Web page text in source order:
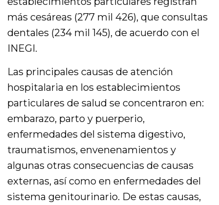
más cesáreas (277 mil 426), que consultas
dentales (234 mil 145), de acuerdo con el
INEGI.
Las principales causas de atención
hospitalaria en los establecimientos
particulares de salud se concentraron en:
embarazo, parto y puerperio,
enfermedades del sistema digestivo,
traumatismos, envenenamientos y
algunas otras consecuencias de causas
externas, así como en enfermedades del
sistema genitourinario. De estas causas,